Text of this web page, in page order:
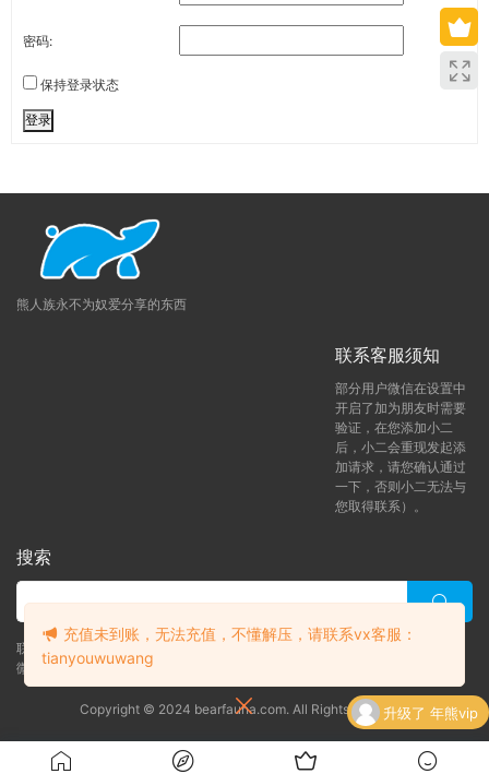
密码:
保持登录状态
登录
熊人族永不为奴爱分享的东西
联系客服须知
部分用户微信在设置中
开启了加为朋友时需要
验证，在您添加小二
后，小二会重现发起添
加请求，请您确认通过
一下，否则小二无法与
您取得联系）。
搜索
联系客服 (添加后告诉客服-来自熊人族咨询问题)
微信客服（tianyouwuwang）
Copyright © 2024 bearfauna.com. All Rights Reserved
充值未到账，无法充值，不懂解压，请联系vx客服：
tianyouwuwang
升级了 月熊vip